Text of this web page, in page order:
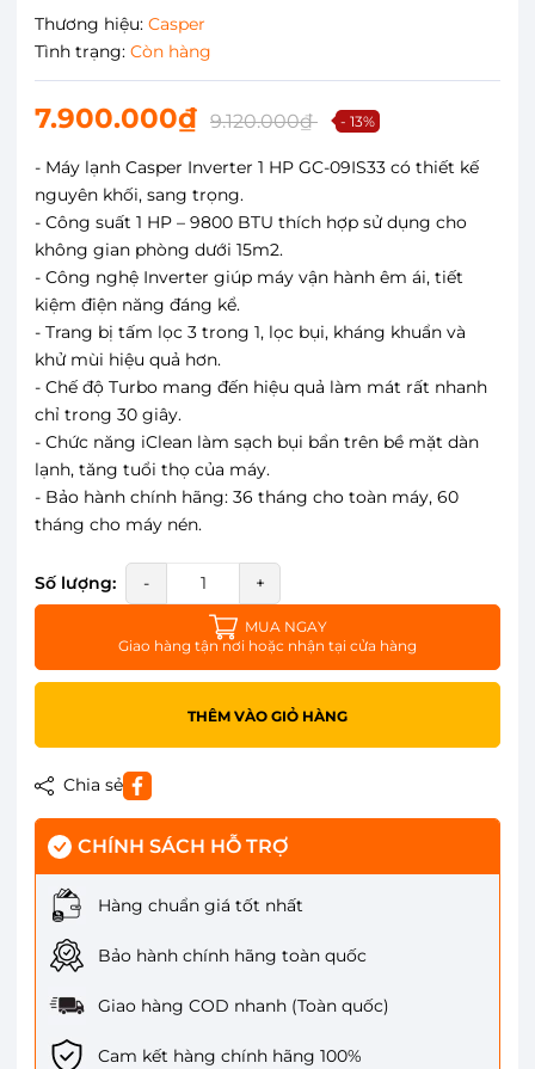
Thương hiệu: Casper
Tình trạng: Còn hàng
7.900.000₫ 9.120.000₫ - 13%
- Máy lạnh Casper Inverter 1 HP GC-09IS33 có thiết kế
nguyên khối, sang trọng.
- Công suất 1 HP – 9800 BTU thích hợp sử dụng cho
không gian phòng dưới 15m2.
- Công nghệ Inverter giúp máy vận hành êm ái, tiết
kiệm điện năng đáng kể.
- Trang bị tấm lọc 3 trong 1, lọc bụi, kháng khuẩn và
khử mùi hiệu quả hơn.
- Chế độ Turbo mang đến hiệu quả làm mát rất nhanh
chỉ trong 30 giây.
- Chức năng iClean làm sạch bụi bẩn trên bề mặt dàn
lạnh, tăng tuổi thọ của máy.
- Bảo hành chính hãng: 36 tháng cho toàn máy, 60
tháng cho máy nén.
Số lượng: - +
MUA NGAY
Giao hàng tận nơi hoặc nhận tại cửa hàng
THÊM VÀO GIỎ HÀNG
Chia sẻ
CHÍNH SÁCH HỖ TRỢ
Hàng chuẩn giá tốt nhất
Bảo hành chính hãng toàn quốc
Giao hàng COD nhanh (Toàn quốc)
Cam kết hàng chính hãng 100%